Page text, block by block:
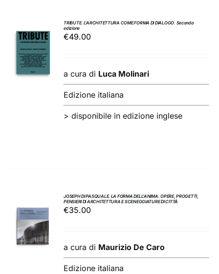
AGGIUNGI
AL
CARRELLO
/
DETTAGLI
TRIBUTE. L’ARCHITETTURA COME FORMA DI DIALOGO. Seconda
edizione
€49.00
a cura di Luca Molinari
Edizione italiana
> disponibile in edizione inglese
AGGIUNGI
AL
CARRELLO
/
JOSEPH DI PASQUALE. LA FORMA DELL’ANIMA. OPERE, PROGETTI,
PENSIERI DI ARCHITETTURA E SCENEGGIATURE DI CITTÀ
€35.00
a cura di Maurizio De Caro
Edizione italiana